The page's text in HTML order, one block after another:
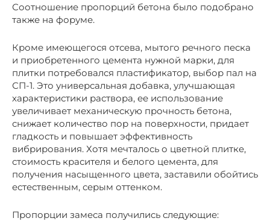
Соотношение пропорций бетона было подобрано
также на форуме.
Кроме имеющегося отсева, мытого речного песка
и приобретенного цемента нужной марки, для
плитки потребовался пластификатор, выбор пал на
СП-1. Это универсальная добавка, улучшающая
характеристики раствора, ее использование
увеличивает механическую прочность бетона,
снижает количество пор на поверхности, придает
гладкость и повышает эффективность
вибрирования. Хотя мечталось о цветной плитке,
стоимость красителя и белого цемента, для
получения насыщенного цвета, заставили обойтись
естественным, серым оттенком.
Пропорции замеса получились следующие: